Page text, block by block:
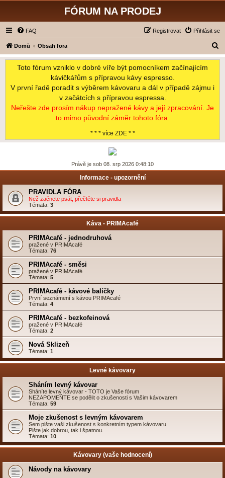
FÓRUM NA PRODEJ
FAQ Přihlásit se
Registrovat
Domů Obsah fora
l
Toto fórum vzniklo v dobré víře být pomocníkem začínajícím
kávičkářům s přípravou kávy espresso.
V první řadě poradit s výběrem kávovaru a dál v případě zájmu i
v začátcích s přípravou espressa.
Neřešte zde prosím nákup nepražené kávy a její zpracování. Je
to mimo původní záměr tohoto fóra.
* * * více ZDE * *
Právě je sob 08. srp 2026 0:48:10
Informace - upozornění
PRAVIDLA FÓRA
Než začnete psát, přečtěte si pravidla
Témata: 3
Káva - PRIMAcafé
PRIMAcafé - jednodruhová
pražené v PRIMAcafé
Témata: 76
PRIMAcafé - směsi
pražené v PRIMAcafé
Témata: 5
PRIMAcafé - kávové balíčky
První seznámení s kávou PRIMAcafé
Témata: 4
PRIMAcafé - bezkofeinová
pražené v PRIMAcafé
Témata: 2
Nová Sklizeň
Témata: 1
Levné kávovary
Sháním levný kávovar
Sháníte levný kávovar - TOTO je Vaše fórum
NEZAPOMEŇTE se podělit o zkušenosti s Vašim kávovarem
Témata: 59
Moje zkušenost s levným kávovarem
Sem pište vaši zkušenost s konkretním typem kávovaru
Pište jak dobrou, tak i špatnou.
Témata: 10
Kávovary (vaše hodnocení)
Návody na kávovary